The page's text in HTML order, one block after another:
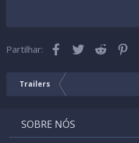
26
Trebuchet
Partilhar: Facebook
Twitter Reddit
Trailers
SOBRE NÓS